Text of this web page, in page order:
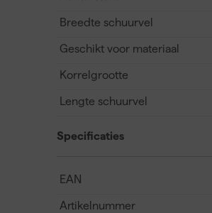
Breedte schuurvel
Geschikt voor materiaal
Korrelgrootte
Lengte schuurvel
Specificaties
EAN
Artikelnummer